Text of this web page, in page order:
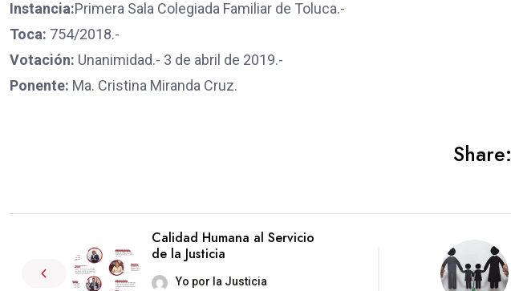
Instancia:Primera Sala Colegiada Familiar de Toluca.-
Toca: 754/2018.-
Votación: Unanimidad.- 3 de abril de 2019.-
Ponente: Ma. Cristina Miranda Cruz.
Share:
Calidad Humana al Servicio
de la Justicia
Yo por la Justicia